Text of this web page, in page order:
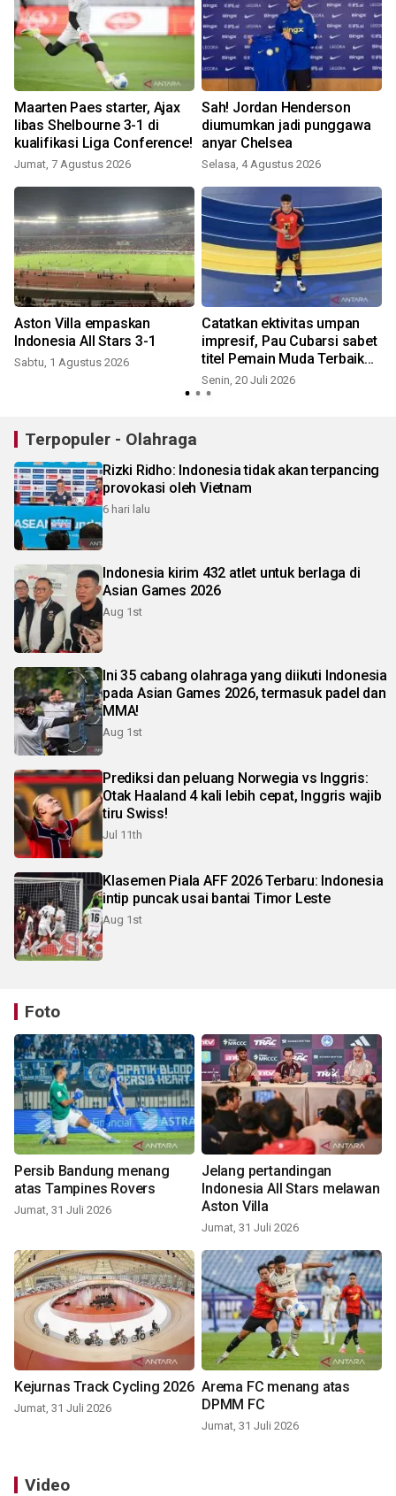
Maarten Paes starter, Ajax
libas Shelbourne 3-1 di
kualifikasi Liga Conference!
Jumat, 7 Agustus 2026
Sah! Jordan Henderson
diumumkan jadi punggawa
anyar Chelsea
Selasa, 4 Agustus 2026
Aston Villa empaskan
Indonesia All Stars 3-1
Sabtu, 1 Agustus 2026
Catatkan ektivitas umpan
impresif, Pau Cubarsi sabet
titel Pemain Muda Terbaik
Piala Dunia 2026
Senin, 20 Juli 2026
Terpopuler - Olahraga
Rizki Ridho: Indonesia tidak akan terpancing
provokasi oleh Vietnam
6 hari lalu
Indonesia kirim 432 atlet untuk berlaga di
Asian Games 2026
Aug 1st
Ini 35 cabang olahraga yang diikuti Indonesia
pada Asian Games 2026, termasuk padel dan
MMA!
Aug 1st
Prediksi dan peluang Norwegia vs Inggris:
Otak Haaland 4 kali lebih cepat, Inggris wajib
tiru Swiss!
Jul 11th
Klasemen Piala AFF 2026 Terbaru: Indonesia
intip puncak usai bantai Timor Leste
Aug 1st
Foto
Persib Bandung menang
atas Tampines Rovers
Jumat, 31 Juli 2026
Jelang pertandingan
Indonesia All Stars melawan
Aston Villa
Jumat, 31 Juli 2026
Kejurnas Track Cycling 2026
Jumat, 31 Juli 2026
Arema FC menang atas
DPMM FC
Jumat, 31 Juli 2026
Video